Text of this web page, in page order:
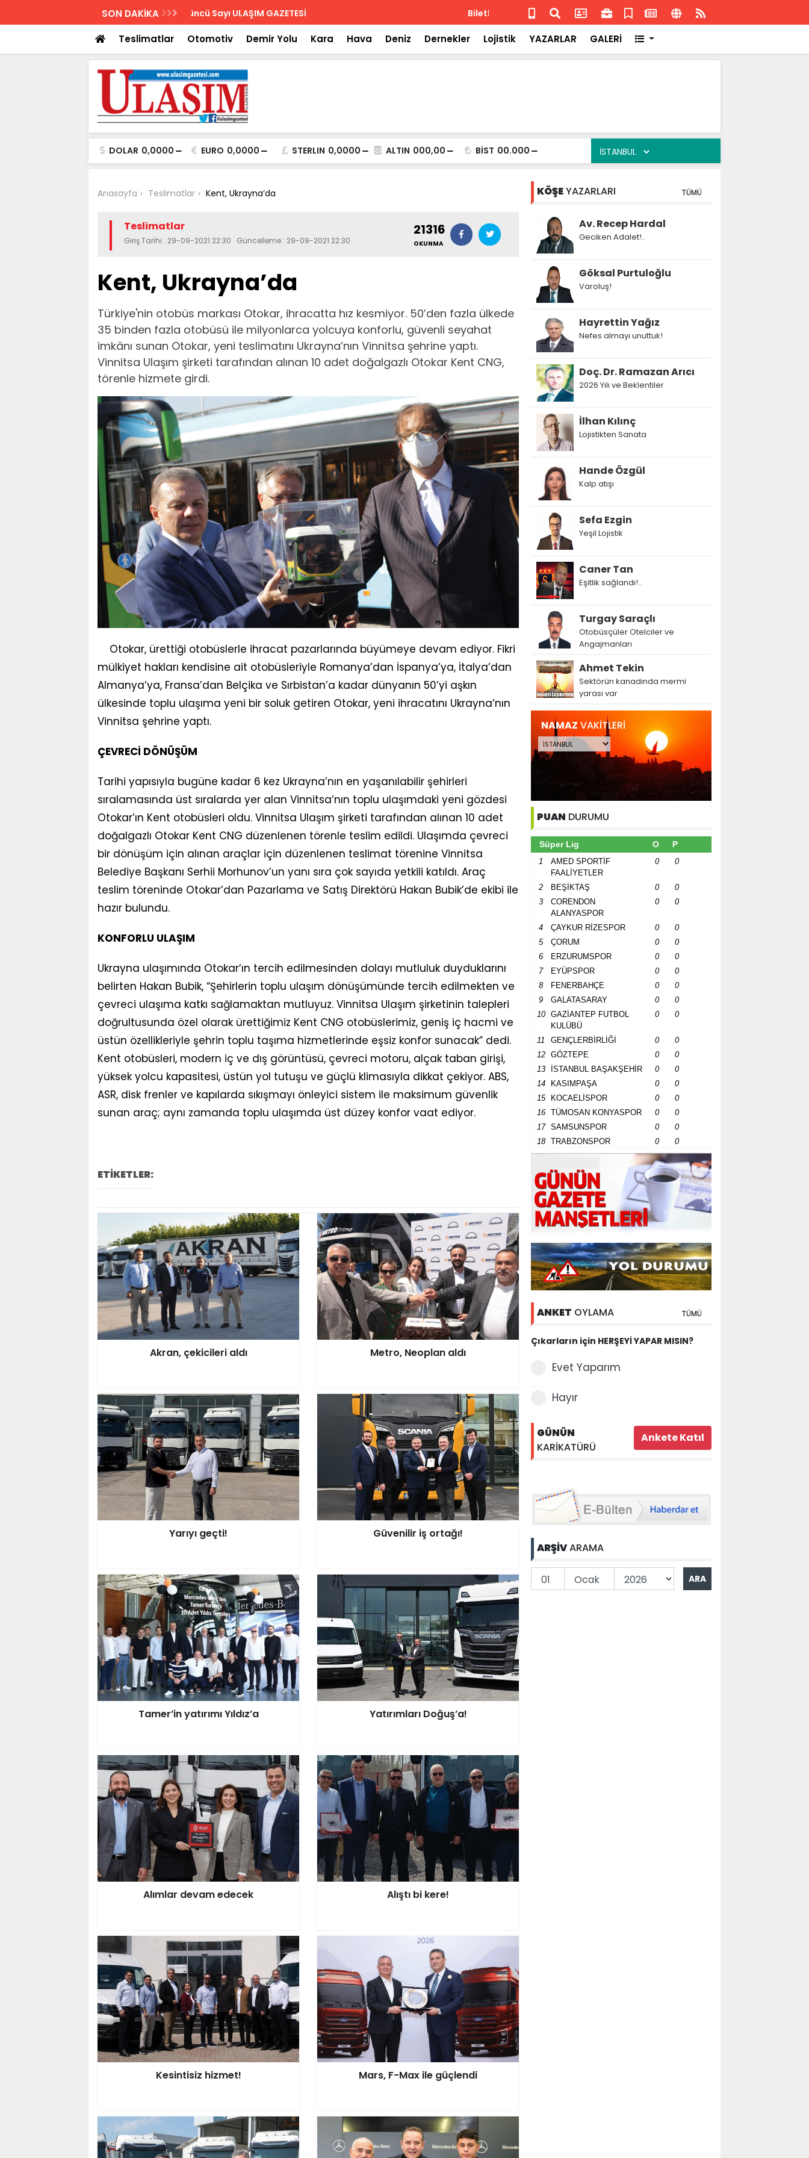
SON DAKİKA Biletler 12 saatte iade Isuzu'nun Fransa'daki başarısı
Teslimatlar Otomotiv Demir Yolu Kara Hava Deniz Dernekler Lojistik YAZARLAR GALERİ
DOLAR 0,0000 EURO 0,0000 STERLIN 0,0000 ALTIN 000,00 BİST 00.000
Anasayfa Teslimatlar Kent, Ukrayna’da
Teslimatlar
Giriş Tarihi : 29-09-2021 22:30 Güncelleme : 29-09-2021 22:30
21316
OKUNMA
Kent, Ukrayna’da
Türkiye'nin otobüs markası Otokar, ihracatta hız kesmiyor. 50’den fazla ülkede
35 binden fazla otobüsü ile milyonlarca yolcuya konforlu, güvenli seyahat
imkânı sunan Otokar, yeni teslimatını Ukrayna’nın Vinnitsa şehrine yaptı.
Vinnitsa Ulaşım şirketi tarafından alınan 10 adet doğalgazlı Otokar Kent CNG,
törenle hizmete girdi.
Otokar, ürettiği otobüslerle ihracat pazarlarında büyümeye devam ediyor. Fikri
mülkiyet hakları kendisine ait otobüsleriyle Romanya’dan İspanya’ya, İtalya’dan
Almanya’ya, Fransa’dan Belçika ve Sırbistan’a kadar dünyanın 50’yi aşkın
ülkesinde toplu ulaşıma yeni bir soluk getiren Otokar, yeni ihracatını Ukrayna’nın
Vinnitsa şehrine yaptı.
ÇEVRECİ DÖNÜŞÜM
Tarihi yapısıyla bugüne kadar 6 kez Ukrayna’nın en yaşanılabilir şehirleri
sıralamasında üst sıralarda yer alan Vinnitsa’nın toplu ulaşımdaki yeni gözdesi
Otokar’ın Kent otobüsleri oldu. Vinnitsa Ulaşım şirketi tarafından alınan 10 adet
doğalgazlı Otokar Kent CNG düzenlenen törenle teslim edildi. Ulaşımda çevreci
bir dönüşüm için alınan araçlar için düzenlenen teslimat törenine Vinnitsa
Belediye Başkanı Serhii Morhunov’un yanı sıra çok sayıda yetkili katıldı. Araç
teslim töreninde Otokar’dan Pazarlama ve Satış Direktörü Hakan Bubik’de ekibi ile
hazır bulundu.
KONFORLU ULAŞIM
Ukrayna ulaşımında Otokar’ın tercih edilmesinden dolayı mutluluk duyduklarını
belirten Hakan Bubik, “Şehirlerin toplu ulaşım dönüşümünde tercih edilmekten ve
çevreci ulaşıma katkı sağlamaktan mutluyuz. Vinnitsa Ulaşım şirketinin talepleri
doğrultusunda özel olarak ürettiğimiz Kent CNG otobüslerimiz, geniş iç hacmi ve
üstün özellikleriyle şehrin toplu taşıma hizmetlerinde eşsiz konfor sunacak” dedi.
Kent otobüsleri, modern iç ve dış görüntüsü, çevreci motoru, alçak taban girişi,
yüksek yolcu kapasitesi, üstün yol tutuşu ve güçlü klimasıyla dikkat çekiyor. ABS,
ASR, disk frenler ve kapılarda sıkışmayı önleyici sistem ile maksimum güvenlik
sunan araç; aynı zamanda toplu ulaşımda üst düzey konfor vaat ediyor.
ETİKETLER:
Akran, çekicileri aldı Metro, Neoplan aldı
Yarıyı geçti! Güvenilir iş ortağı!
Tamer’in yatırımı Yıldız’a Yatırımları Doğuş’a!
Alımlar devam edecek Alıştı bi kere!
Kesintisiz hizmet! Mars, F-Max ile güçlendi
KÖŞEYAZARLARI TÜMÜ
Av. Recep Hardal
Geciken Adalet!..
Göksal Purtuloğlu
Varoluş!
Hayrettin Yağız
Nefes almayı unuttuk!
Doç. Dr. Ramazan Arıcı
2026 Yılı ve Beklentiler
İlhan Kılınç
Lojistikten Sanata
Hande Özgül
Kalp atışı
Sefa Ezgin
Yeşil Lojistik
Caner Tan
Eşitlik sağlandı!..
Turgay Saraçlı
Otobüsçüler Otelciler ve
Angajmanları
Ahmet Tekin
Sektörün kanadında mermi
yarası var
NAMAZ VAKİTLERİ
PUAN DURUMU
Süper Lig O P
1
AMED SPORTİF
FAALİYETLER
0 0
2 BEŞİKTAŞ 0
0
3
CORENDON
ALANYASPOR
0 0
4 ÇAYKUR RİZESPOR 0
0
5
ÇORUM 0
0
6
ERZURUMSPOR 0
0
7
EYÜPSPOR 0
0
8
FENERBAHÇE 0
0
9
GALATASARAY 0
0
10
GAZİANTEP FUTBOL
KULÜBÜ
0 0
11 GENÇLERBİRLİĞİ 0
0
12
GÖZTEPE 0
0
13
İSTANBUL BAŞAKŞEHİR 0
0
14
KASIMPAŞA 0
0
15
KOCAELİSPOR 0
0
16
TÜMOSAN KONYASPOR 0
0
17
SAMSUNSPOR 0
0
18
TRABZONSPOR 0 0
ANKET OYLAMA TÜMÜ
Çıkarların için HERŞEYİ YAPAR MISIN?
Evet Yaparım
Hayır
GÜNÜN
KARİKATÜRÜ
ARŞİVARAMA